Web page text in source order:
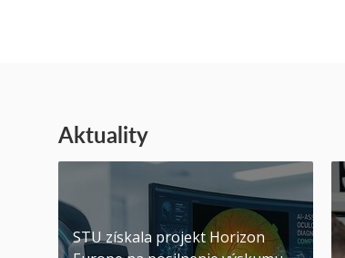
Aktuality
STU získala projekt Horizon